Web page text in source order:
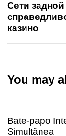
Сети
казино
You may
Bate-papo
Simultânea